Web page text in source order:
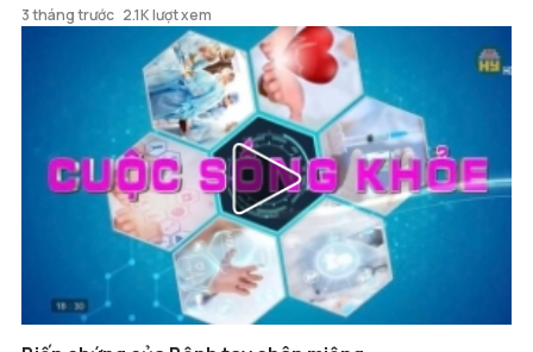
3 tháng trước 2.1K lượt xem